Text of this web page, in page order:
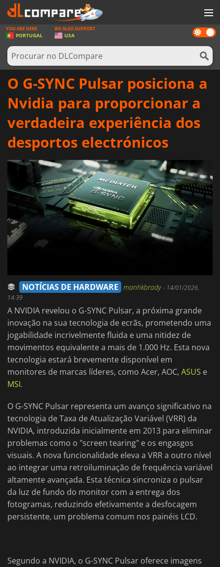
JOGOS
GAME CARDS
SOFTWARE
ENTRAR OU REGISTAR
Dark
mode
YOU ARE HERE
PORTUGAL
WE ALSO SUPPORT
USA
O G-SYNC Pulsar posiciona a
Nvidia para proporcionar a
verdadeira experiência dos
desportos electrónicos
NOTÍCIAS DE HARDWARE manhkbrady- 14/01/2026,
14:39
A NVIDIA revelou o G-SYNC Pulsar, a próxima grande
inovação na sua tecnologia de ecrãs, prometendo uma
jogabilidade incrivelmente fluida e uma nitidez de
movimentos equivalente a mais de 1.000 Hz. Esta nova
tecnologia estará brevemente disponível em
monitores de marcas líderes, como Acer, AOC, ASUS e
MSI.
O G-SYNC Pulsar representa um avanço significativo na
tecnologia de Taxa de Atualização Variável (VRR) da
NVIDIA, introduzida inicialmente em 2013 para eliminar
problemas como o "screen tearing" e os engasgos
visuais. A nova funcionalidade eleva a VRR a outro nível
ao integrar uma retroiluminação de frequência variável
altamente avançada. Esta técnica sincroniza o pulsar
da luz de fundo do monitor com a entrega dos
fotogramas, reduzindo efetivamente a desfocagem
persistente, um problema comum nos painéis LCD.
Segundo a NVIDIA, o G-SYNC Pulsar oferece imagens